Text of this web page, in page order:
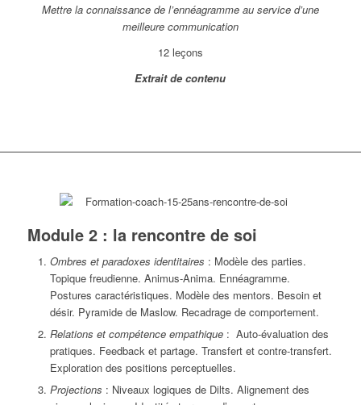
Mettre la connaissance de l’ennéagramme au service d’une
meilleure communication
12 leçons
Extrait de contenu
Module 2 : la rencontre de soi
Ombres et paradoxes identitaires : Modèle des parties.
Topique freudienne. Animus-Anima. Ennéagramme.
Postures caractéristiques. Modèle des mentors. Besoin et
désir. Pyramide de Maslow. Recadrage de comportement.
Relations et compétence empathique: Auto-évaluation des
pratiques. Feedback et partage. Transfert et contre-transfert.
Exploration des positions perceptuelles.
Projections : Niveaux logiques de Dilts. Alignement des